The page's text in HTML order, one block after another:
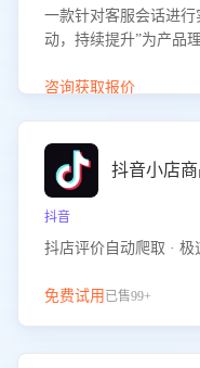
一款针对客服会话进
动，持续提升”为产品
升客服团队的销服能力
咨询获取报价
抖音小店
抖音
抖店评价自动爬取 · 极
免费试用 已售99+